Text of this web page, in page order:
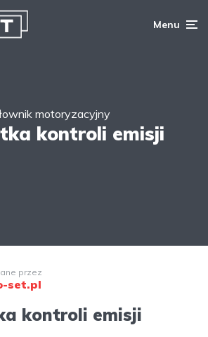
Menu
motoryzacyjny
kontroli emisji
przez
set.pl
kontroli emisji